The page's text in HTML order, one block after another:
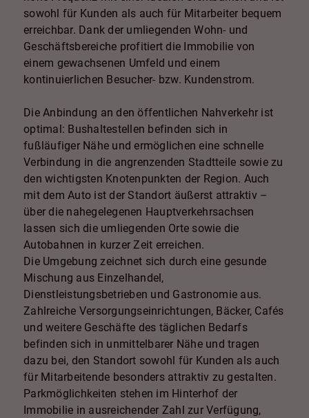
sowohl für Kunden als auch für Mitarbeiter bequem
erreichbar. Dank der umliegenden Wohn- und
Geschäftsbereiche profitiert die Immobilie von
einem gewachsenen Umfeld und einem
kontinuierlichen Besucher- bzw. Kundenstrom.
Die Anbindung an den öffentlichen Nahverkehr ist
optimal: Bushaltestellen befinden sich in
fußläufiger Nähe und ermöglichen eine schnelle
Verbindung in die angrenzenden Stadtteile sowie zu
den wichtigsten Knotenpunkten der Region. Auch
mit dem Auto ist der Standort äußerst attraktiv –
über die nahegelegenen Hauptverkehrsachsen
lassen sich die umliegenden Orte sowie die
Autobahnen in kurzer Zeit erreichen.
Die Umgebung zeichnet sich durch eine gesunde
Mischung aus Einzelhandel,
Dienstleistungsbetrieben und Gastronomie aus.
Zahlreiche Versorgungseinrichtungen, Bäcker, Cafés
und weitere Geschäfte des täglichen Bedarfs
befinden sich in unmittelbarer Nähe und tragen
dazu bei, den Standort sowohl für Kunden als auch
für Mitarbeitende besonders attraktiv zu gestalten.
Parkmöglichkeiten stehen im Hinterhof der
Immobilie in ausreichender Zahl zur Verfügung,